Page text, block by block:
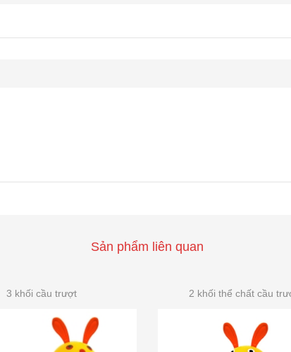
Sản phẩm liên quan
3 khối cầu trượt 2 khối thể chất cầu